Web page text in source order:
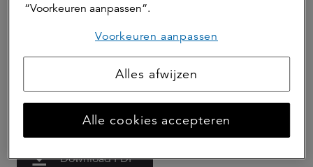
Met de naam a.s.r. real assets brengen we deze
Dat versterkt onze positionering richting klanten en
beleggers en ondersteunt onze ambitie om waarde toe
te voegen met schaal, expertise en lange termijn focus.”
asr real estate
Download PDF
“Voorkeuren aanpassen”.
Voorkeuren aanpassen
Alles afwijzen
Alle cookies accepteren